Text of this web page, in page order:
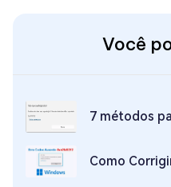
Você
7 métodos para
Como Corrigir o Erro